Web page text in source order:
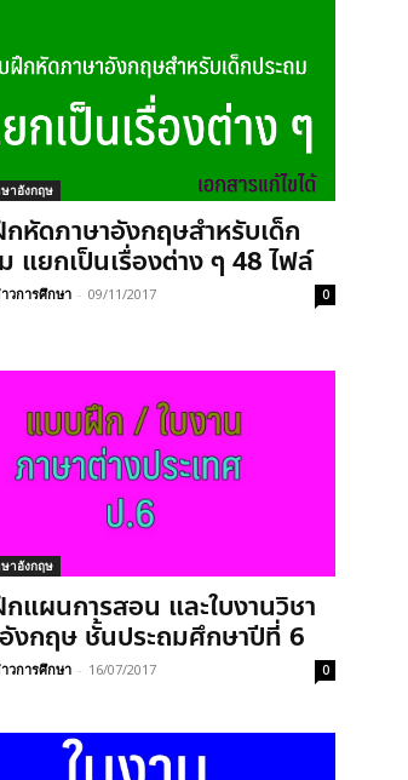
าอังกฤษ
หัดภาษาอังกฤษสำหรับเด็ก
แยกเป็นเรื่องต่าง ๆ 48 ไฟล์
วการศึกษา - 09/11/2017 0
าอังกฤษ
แผนการสอน และใบงานวิชา
งกฤษ ชั้นประถมศึกษาปีที่ 6
วการศึกษา - 16/07/2017 0